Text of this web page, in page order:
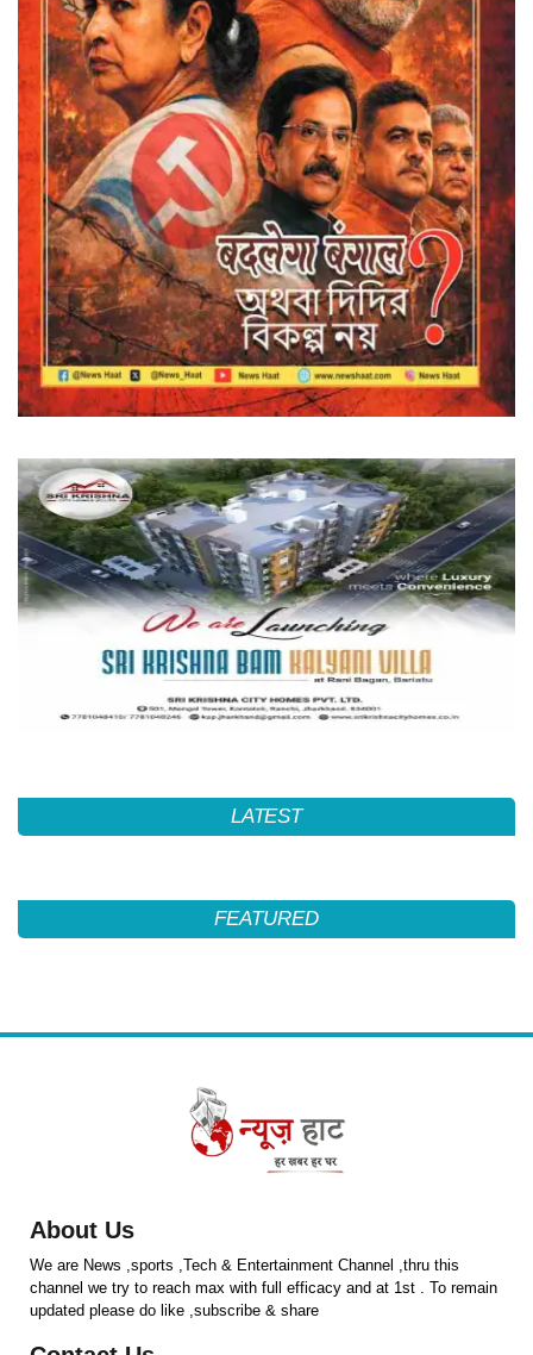
LATEST
FEATURED
About Us
We are News ,sports ,Tech & Entertainment Channel ,thru this
channel we try to reach max with full efficacy and at 1st . To remain
updated please do like ,subscribe & share